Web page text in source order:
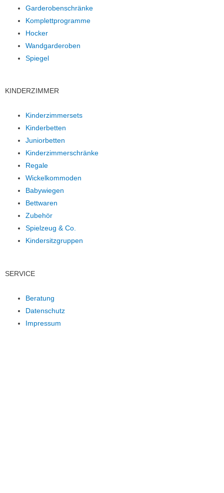
Garderobenschränke
Komplettprogramme
Hocker
Wandgarderoben
Spiegel
KINDERZIMMER
Kinderzimmersets
Kinderbetten
Juniorbetten
Kinderzimmerschränke
Regale
Wickelkommoden
Babywiegen
Bettwaren
Zubehör
Spielzeug & Co.
Kindersitzgruppen
SERVICE
Beratung
Datenschutz
Impressum